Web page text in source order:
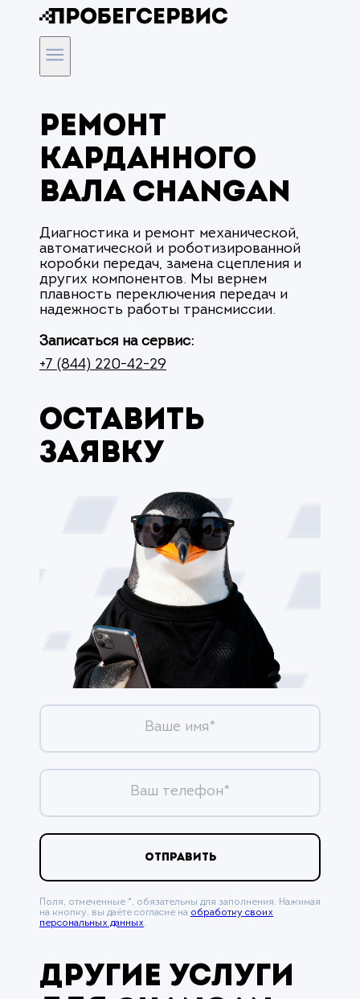
Ремонт
карданного
вала Changan
Диагностика и ремонт механической,
автоматической и роботизированной
коробки передач, замена сцепления и
других компонентов. Мы вернем
плавность переключения передач и
надежность работы трансмиссии.
Записаться на сервис:
+7 (844) 220-42-29
Оставить
заявку
Ваше имя*
Ваш телефон*
ОТПРАВИТЬ
Поля, отмеченные *, обязательны для заполнения. Нажимая
на кнопку, вы даёте согласие на обработку своих
персональных данных.
Другие услуги